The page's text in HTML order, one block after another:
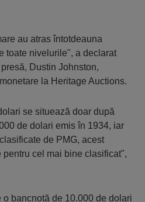
au atras întotdeauna
toate nivelurile", a declarat
Dustin Johnston,
la Heritage Auctions.
se situează doar după
de dolari emis în 1934, iar
de PMG, acest
cel mai bine clasificat",
o bancnotă de 10.000 de dolari